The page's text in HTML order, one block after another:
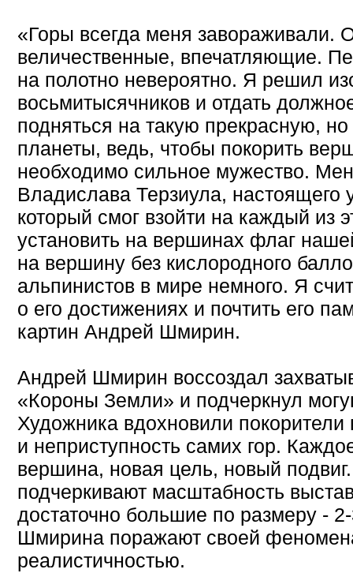
«Горы всегда меня завораживали.
величественные, впечатляющие.
на полотно невероятно. Я решил
восьмитысячников и отдать
подняться на такую прекрасную,
планеты, ведь, чтобы покорить
необходимо сильное мужество.
Владислава Терзиула, настоящего
который смог взойти на каждый из
установить на вершинах флаг
на вершину без кислородного
альпинистов в мире немного. Я
о его достижениях и почтить его
картин Андрей Шмирин.
Андрей Шмирин воссоздал
«Короны Земли» и подчеркнул
Художника вдохновили
и неприступность самих гор.
вершина, новая цель, новый
подчеркивают масштабность
достаточно большие по размеру -
Шмирина поражают своей
реалистичностью.